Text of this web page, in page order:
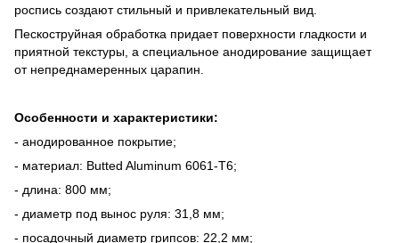
роспись создают стильный и привлекательный вид.
Пескоструйная обработка придает поверхности гладкости и
приятной текстуры, а специальное анодирование защищает
от непреднамеренных царапин.
Особенности и характеристики:
- анодированное покрытие;
- материал: Butted Aluminum 6061-Т6;
- длина: 800 мм;
- диаметр под вынос руля: 31,8 мм;
- посадочный диаметр грипсов: 22,2 мм;